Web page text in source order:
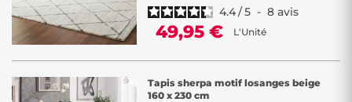
4.4/5 - 8 avis
49,95 € L'Unité
Tapis sherpa motif losanges beige
160 x 230 cm